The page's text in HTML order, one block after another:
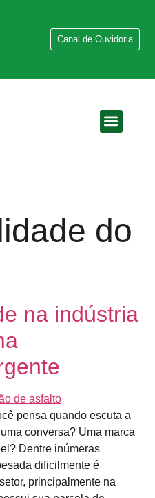
Canal de Ouvidoria
do
na indústria
pensa quando escuta a
conversa? Uma marca
Dentre inúmeras
dificilmente é
principalmente na